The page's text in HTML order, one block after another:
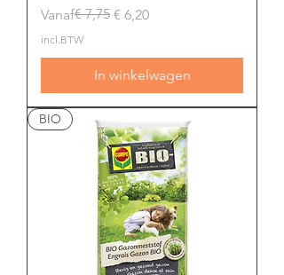
Vanaf
Normale prijs
€ 7,75 € 6,20
Verkoopprijs
incl.BTW
In winkelwagen
BIO